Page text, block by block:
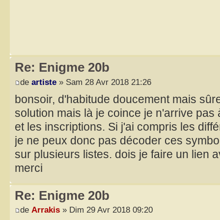
Re: Enigme 20b
de artiste » Sam 28 Avr 2018 21:26
bonsoir, d'habitude doucement mais
solution mais là je coince je n'arrive pas
et les inscriptions. Si j'ai compris les
je ne peux donc pas décoder ces
sur plusieurs listes. dois je faire un lien
merci
Re: Enigme 20b
de Arrakis » Dim 29 Avr 2018 09:20